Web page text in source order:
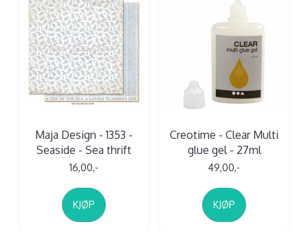
Maja Design - 1353 -
Seaside - Sea thrift
16,00,-
KJØP
Creotime - Clear Multi
glue gel - 27ml
49,00,-
KJØP